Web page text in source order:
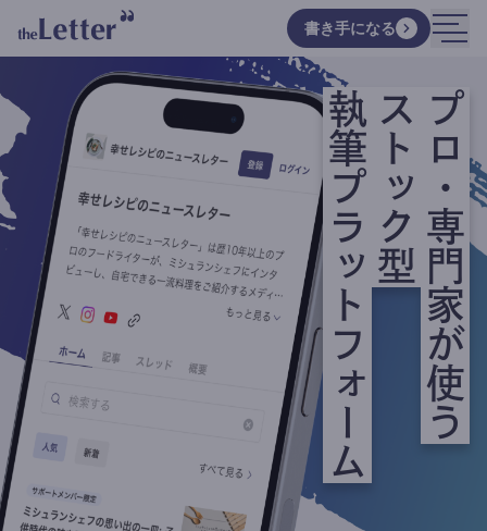
書き手になる
プロ・専門家が使う
ストック型
執筆プラットフォーム